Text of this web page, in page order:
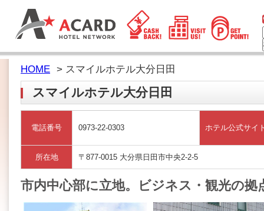
HOME > スマイルホテル大分日田
スマイルホテル大分日田
電話番号 0973-22-0303 ホテル公式サイ
所在地 〒877-0015 大分県日田市中央2-2-5
市内中心部に立地。ビジネス・観光の拠